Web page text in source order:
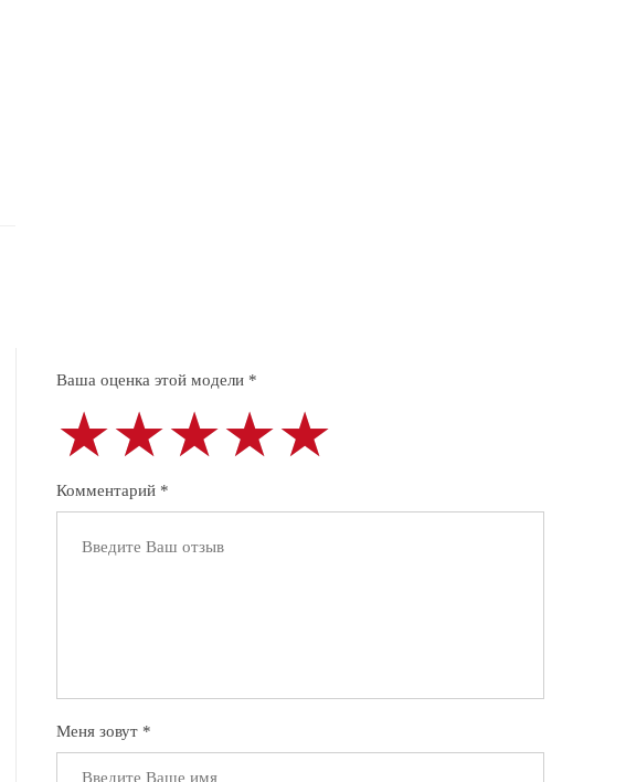
Ваша оценка этой модели *
★★★★★
★★★★★
★★★★★
Комментарий *
Меня зовут *